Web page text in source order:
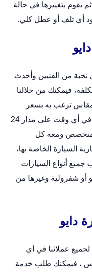
يقوم بتغييرها في حالة
أي تلف أو عطل كلي.
نخبة من الفنيين وأحدث
فيمكنك من خلالنا
ترغب به بسعر
مغري، فكل ما عليك هو التواصل معنا في أي وقت على مدار 24
متخصص ومعه كل
السيارة الخاصة بها،
جميع أنواع السيارات
أو شفرولية وغيرها من
دايو
لجميع عملائنا في أي
، فيمكنك طلب خدمة